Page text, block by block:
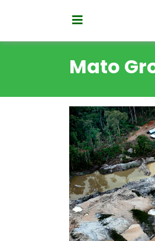
Mato